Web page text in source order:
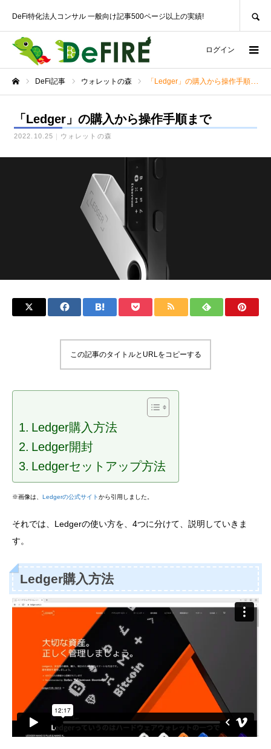
DeFi特化法人コンサル 一般向け記事500ページ以上の実績!
ログイン
DeFi記事 ウォレットの森 「Ledger」の購入から操作手順まで
「Ledger」の購入から操作手順まで
2022.10.25 ウォレットの森
この記事のタイトルとURLをコピーする
Ledger購入方法
Ledger開封
Ledgerセットアップ方法
※画像は、 Ledgerの公式サイトから引用しました。
それでは、Ledgerの使い方を、4つに分けて、説明していきま
す。
Ledger購入方法